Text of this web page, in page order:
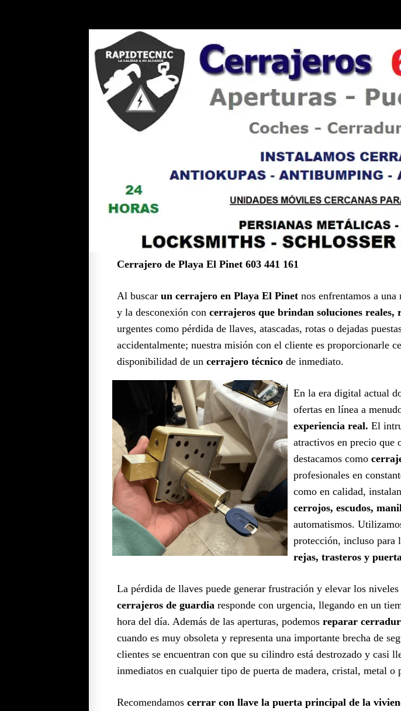
Cerrajero de Playa El Pinet 603 441 161
Al buscar un cerrajero en Playa El Pinet nos enfrentamos a
y la desconexión con cerrajeros que brindan soluciones reales,
urgentes como pérdida de llaves, atascadas, rotas o dejadas
accidentalmente; nuestra misión con el cliente es proporcionarle
disponibilidad de un cerrajero técnico de inmediato.
En la era digital actual
ofertas en línea a
experiencia real. El
atractivos en precio que
destacamos como
profesionales en
como en calidad,
cerrojos, escudos,
automatismos.
protección, incluso para
rejas, trasteros y
La pérdida de llaves puede generar frustración y elevar los
cerrajeros de guardia responde con urgencia, llegando en un
hora del día. Además de las aperturas, podemos reparar
cuando es muy obsoleta y representa una importante brecha de
clientes se encuentran con que su cilindro está destrozado y casi
inmediatos en cualquier tipo de puerta de madera, cristal, metal o
Recomendamos cerrar con llave la puerta principal de la